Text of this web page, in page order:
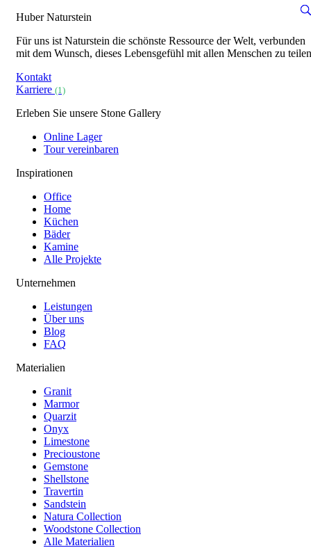
Huber Naturstein
Für uns ist Naturstein die schönste Ressource der Welt, verbunden
mit dem Wunsch, dieses Lebensgefühl mit allen Menschen zu
Kontakt
Karriere (1)
Erleben Sie unsere Stone Gallery
Online Lager
Tour vereinbaren
Inspirationen
Office
Home
Küchen
Bäder
Kamine
Alle Projekte
Unternehmen
Leistungen
Über uns
Blog
FAQ
Materialien
Granit
Marmor
Quarzit
Onyx
Limestone
Precioustone
Gemstone
Shellstone
Travertin
Sandstein
Natura Collection
Woodstone Collection
Alle Materialien